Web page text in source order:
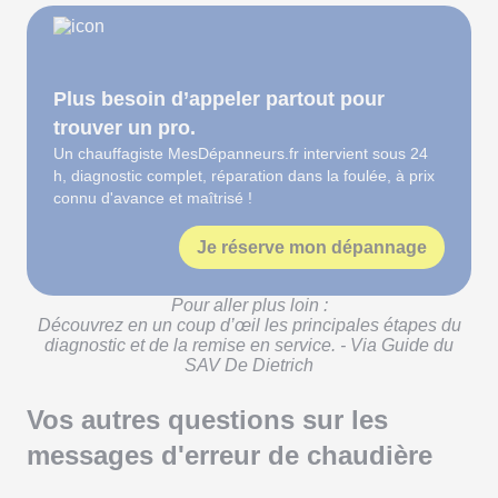
Plus besoin d’appeler partout pour
trouver un pro.
Un chauffagiste MesDépanneurs.fr intervient sous 24
h, diagnostic complet, réparation dans la foulée, à prix
connu d'avance et maîtrisé !
Je réserve mon dépannage
Pour aller plus loin :
Découvrez en un coup d’œil les principales étapes du
diagnostic et de la remise en service. - Via Guide du
SAV De Dietrich
Vos autres questions sur les
messages d'erreur de chaudière